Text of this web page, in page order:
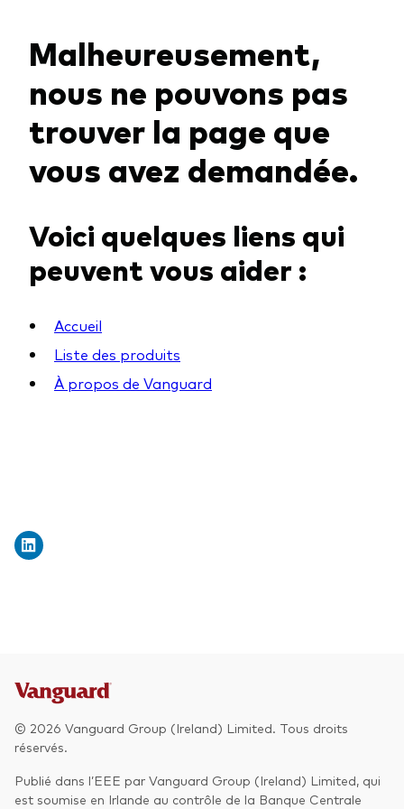
Voir les produits par type
Actions
ETFs
Fonds commun de placement
Gestion passive
Marché monétaire
Fonds indiciels
Obligations active
Comment investir avec nous
Investir avec Vanguard
Événements et webinaires
Analyse de l'exposition aux indices
Malheureusement,
nous ne pouvons pas
trouver la page que
vous avez demandée.
Voici quelques liens qui
peuvent vous aider :
Accueil
Liste des produits
À propos de Vanguard
© 2026 Vanguard Group (Ireland) Limited. Tous droits
réservés.
Publié dans l’EEE par Vanguard Group (Ireland) Limited, qui
est soumise en Irlande au contrôle de la Banque Centrale